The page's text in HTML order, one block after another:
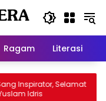
Ragam Literasi
Selamat